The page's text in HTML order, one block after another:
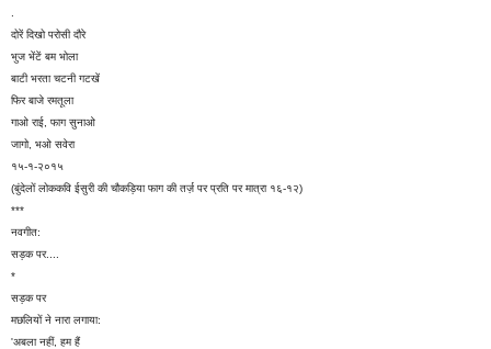
दोरें दिखो परोसी दौरे
भुज भेंटें बम भोला
बाटी भरता चटनी गटखें
फिर बाजे रमतूला
गाओ राई, फाग सुनाओ
जागो, भओ सवेरा
१५-१-२०१५
(बुंदेलों लोककवि ईसुरी की चौकड़िया फाग की तर्ज़ पर प्रति पर मात्रा १६-१२)
***
नवगीत:
सड़क पर....
*
सड़क पर
मछलियों ने नारा लगाया:
'अबला नहीं, हम हैं